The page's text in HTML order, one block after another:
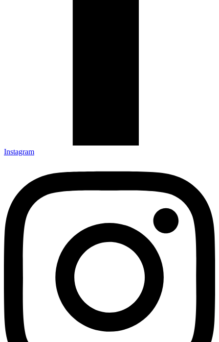
Instagram